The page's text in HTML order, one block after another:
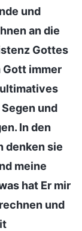
und
an die
Gottes
Gott immer
und
In den
denken sie
meine
hat Er mir
und